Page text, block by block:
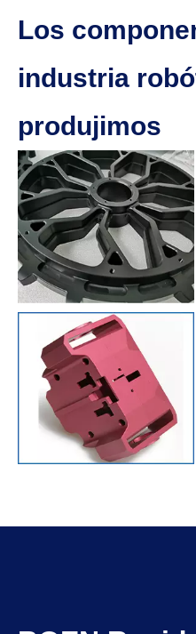
Los
industria
produjimos